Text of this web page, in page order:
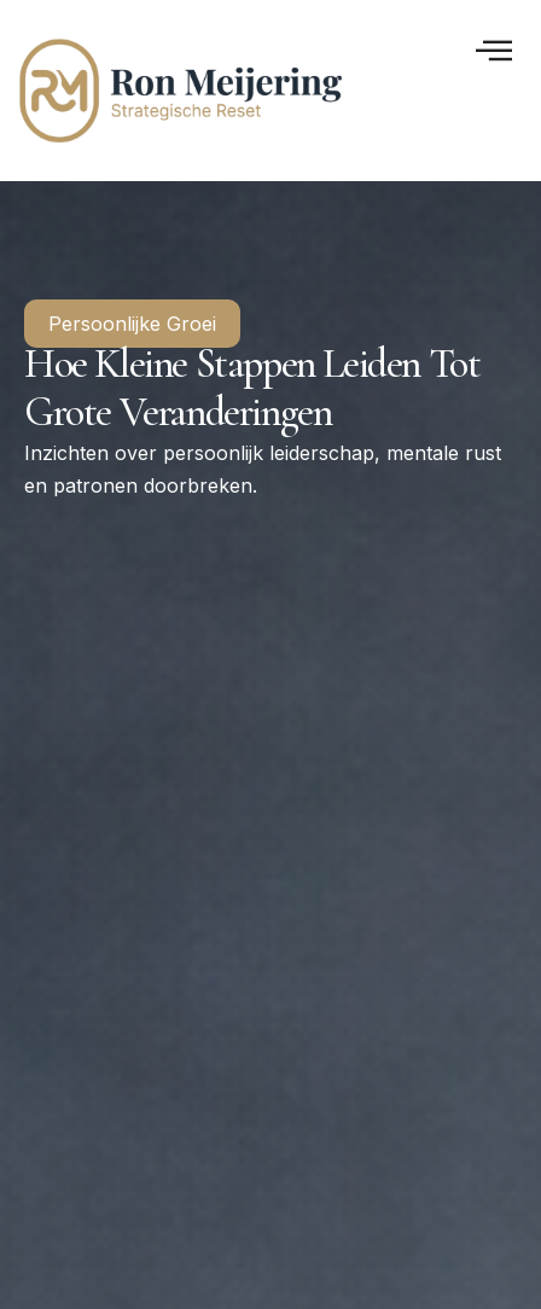
Persoonlijke Groei
Hoe Kleine Stappen Leiden Tot
Grote Veranderingen
Inzichten over persoonlijk leiderschap, mentale rust
en patronen doorbreken.